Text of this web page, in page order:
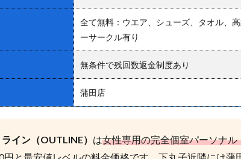
全て無料：ウエア、シューズ、タオル、
ーサークル有り
無条件で残回数返金制度あり
蒲田店
イン（OUTLINE） は女性専用の完全個室パーソナル